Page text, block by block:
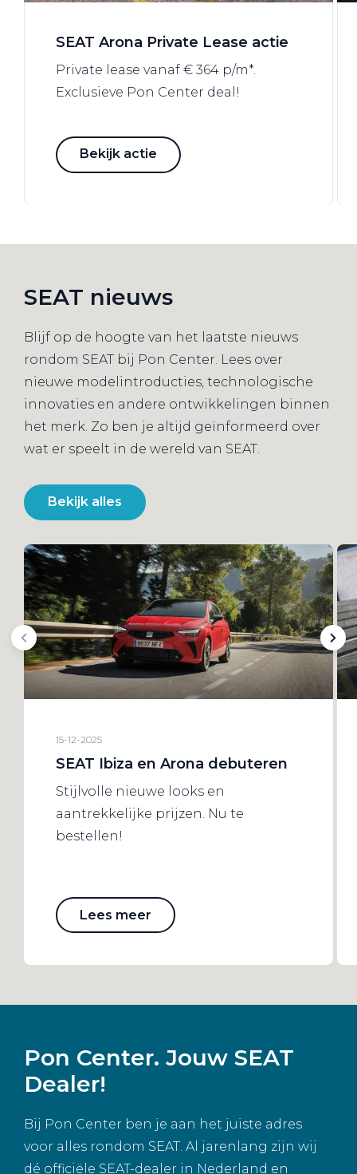
SEAT Arona Private Lease actie
Private lease vanaf € 364 p/m*.
Exclusieve Pon Center deal!
Bekijk actie
SEAT nieuws
Blijf op de hoogte van het laatste nieuws
rondom SEAT bij Pon Center. Lees over
nieuwe modelintroducties, technologische
innovaties en andere ontwikkelingen binnen
het merk. Zo ben je altijd geïnformeerd over
wat er speelt in de wereld van SEAT.
Bekijk alles
15-12-2025
SEAT Ibiza en Arona debuteren
Stijlvolle nieuwe looks en
aantrekkelijke prijzen. Nu te
bestellen!
Lees meer
Pon Center. Jouw SEAT
Dealer!
Bij Pon Center ben je aan het juiste adres
voor alles rondom SEAT. Al jarenlang zijn wij
dé officiële SEAT-dealer in Nederland en